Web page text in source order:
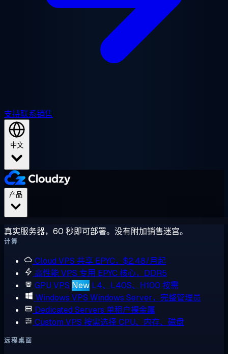
支持联系销售
中文
真实服务器，60 秒即可部署。没有附加销售迷宫。
计算
Cloud VPS 共享 EPYC，$2.48/月起
高性能 VPS 专用 EPYC 核心，DDR5
GPU VPS New L4、L40S、H100 按需
Windows VPS Windows Server，完整管理员
Dedicated Servers 单租户裸金属
Custom VPS 按需选择 CPU、内存、磁盘
远程桌面